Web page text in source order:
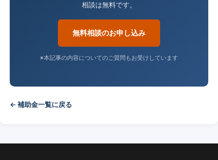
相談は無料です。
無料相談のお申し込み
※本記事の内容についてのご質問もお受けしています
← 補助金一覧に戻る